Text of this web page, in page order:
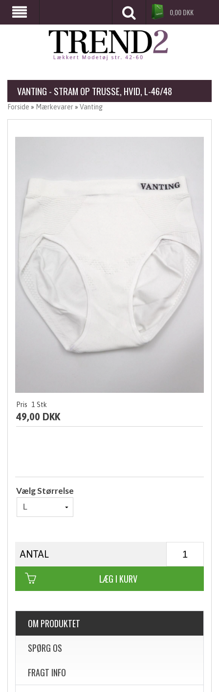
0,00DKK
VANTING - STRAM OP TRUSSE, HVID, L-46/48
Forside » Mærkevarer » Vanting
Pris 1 Stk
49,00 DKK
Vælg Størrelse
ANTAL
LÆG I KURV
OM PRODUKTET
SPØRG OS
FRAGT INFO